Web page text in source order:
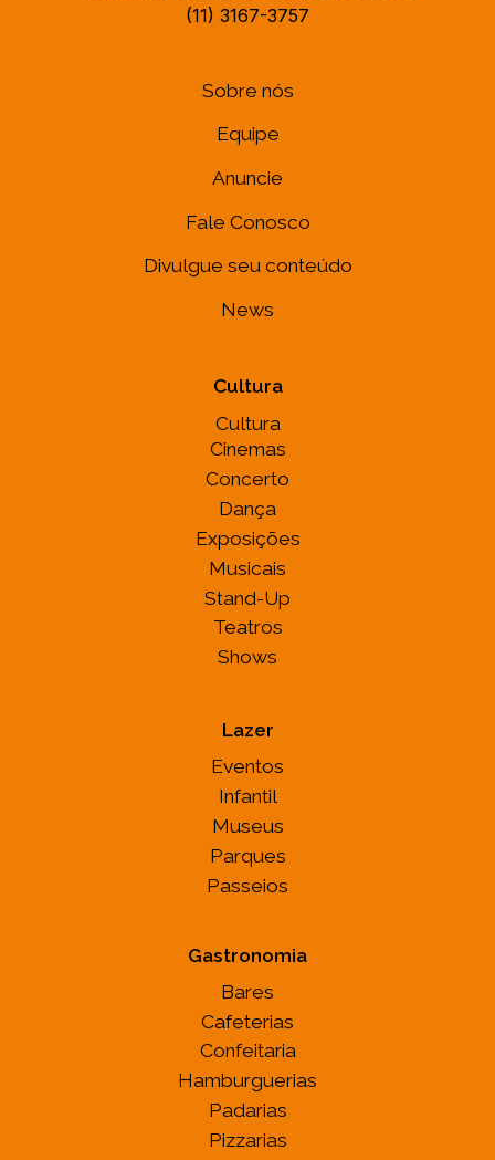
(11) 3167-3757
Sobre nós
Equipe
Anuncie
Fale Conosco
Divulgue seu conteúdo
News
Cultura
Cultura
Cinemas
Concerto
Dança
Exposições
Musicais
Stand-Up
Teatros
Shows
Lazer
Eventos
Infantil
Museus
Parques
Passeios
Gastronomia
Bares
Cafeterias
Confeitaria
Hamburguerias
Padarias
Pizzarias